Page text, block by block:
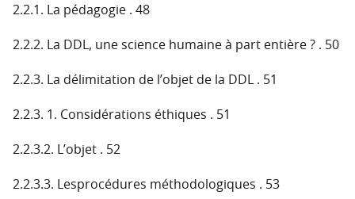
2.2.1. La pédagogie . 48
2.2.2. La DDL, une science humaine à part entière ? . 50
2.2.3. La délimitation de l’objet de la DDL . 51
2.2.3. 1. Considérations éthiques . 51
2.2.3.2. L’objet . 52
2.2.3.3. Lesprocédures méthodologiques . 53